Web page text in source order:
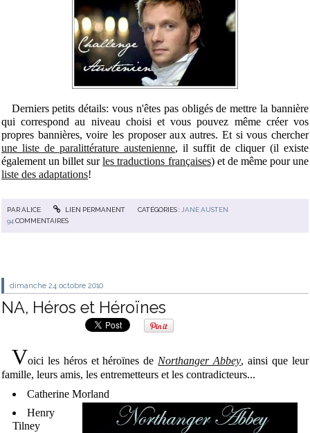
Derniers petits détails: vous n'êtes pas obligés de mettre la bannière
qui correspond au niveau choisi et vous pouvez même créer vos
propres bannières, voire les proposer aux autres. Et si vous chercher
une liste de paralittérature austenienne, il suffit de cliquer (il existe
également un billet surles traductions françaises) et de même pour une
liste des adaptations!
PARALICE LIEN PERMANENT CATÉGORIES :JANE AUSTEN
94COMMENTAIRES
dimanche 24 octobre 2010
NA, Héros et Héroïnes
Voici les héros et héroïnes de Northanger Abbey, ainsi que leur
famille, leurs amis, les entremetteurs et les contradicteurs...
Catherine Morland
Henry
Tilney